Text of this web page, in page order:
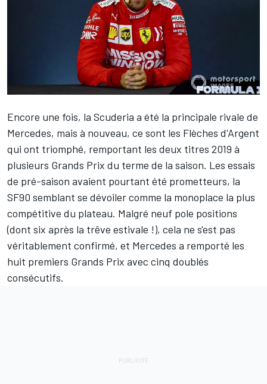
Encore une fois, la Scuderia a été la principale rivale de
Mercedes, mais à nouveau, ce sont les Flèches d'Argent
qui ont triomphé, remportant les deux titres 2019 à
plusieurs Grands Prix du terme de la saison. Les essais
de pré-saison avaient pourtant été prometteurs, la
SF90 semblant se dévoiler comme la monoplace la plus
compétitive du plateau. Malgré neuf pole positions
(dont six après la trêve estivale !), cela ne s'est pas
véritablement confirmé, et Mercedes a remporté les
huit premiers Grands Prix avec cinq doublés
consécutifs.